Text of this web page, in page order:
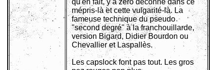
qu'en fait, y a zéro déconne dans ce
mépris-là et cette vulgarité-là. La
fameuse technique du pseudo
"second degré" à la franchouillarde,
version Bigard, Didier Bourdon ou
Chevallier et Laspallès.
Les capslock font pas tout. Les gros